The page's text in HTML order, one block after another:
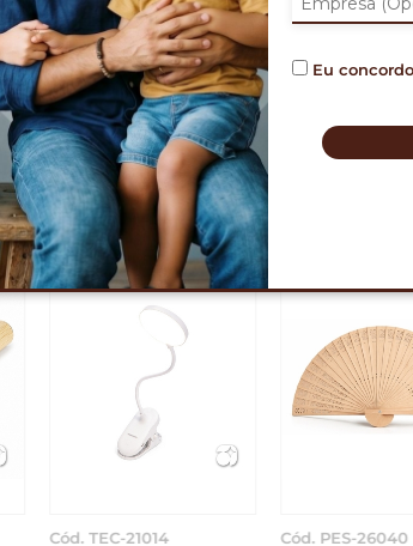
Eu
Cód. PES-26040 Cód. PES-26039